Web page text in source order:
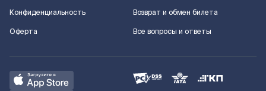
Конфиденциальность
Оферта
Возврат и обмен билета
Все вопросы и ответы